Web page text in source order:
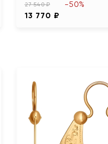
27 540 ₽
13 770 ₽
-50%